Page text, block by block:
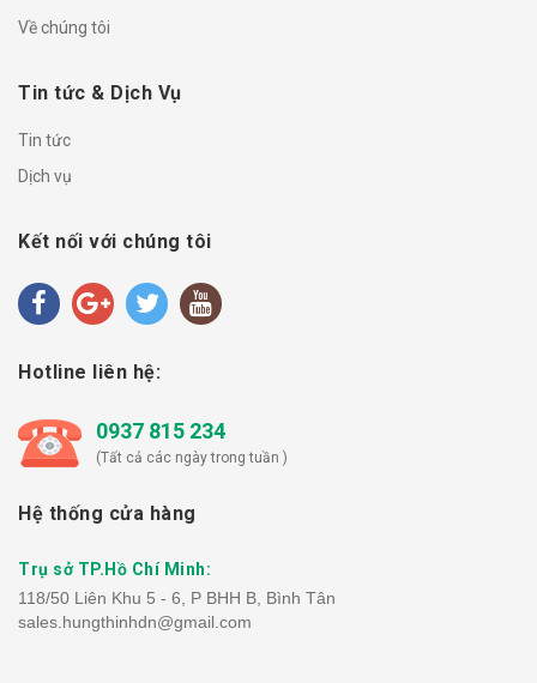
Về chúng tôi
Tin tức & Dịch Vụ
Tin tức
Dịch vụ
Kết nối với chúng tôi
Hotline liên hệ:
0937 815 234
(Tất cả các ngày trong tuần )
Hệ thống cửa hàng
Trụ sở TP.Hồ Chí Minh:
118/50 Liên Khu 5 - 6, P BHH B, Bình Tân
sales.hungthinhdn@gmail.com